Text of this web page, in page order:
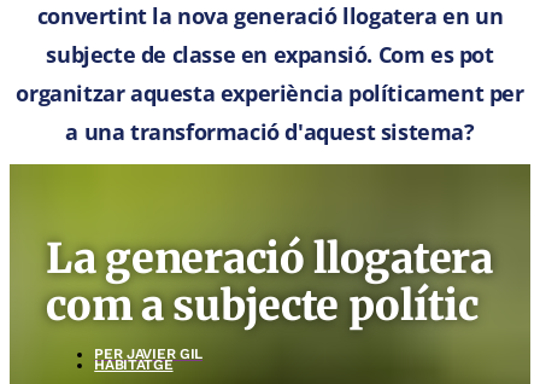
convertint la nova generació llogatera en un
subjecte de classe en expansió. Com es pot
organitzar aquesta experiència políticament per
a una transformació d'aquest sistema?
La generació llogatera
com a subjecte polític
PERJAVIER GIL
HABITATGE